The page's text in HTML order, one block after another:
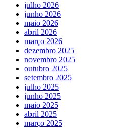
julho 2026
junho 2026
maio 2026
abril 2026
março 2026
dezembro 2025
novembro 2025
outubro 2025
setembro 2025
julho 2025
junho 2025
maio 2025
abril 2025
março 2025